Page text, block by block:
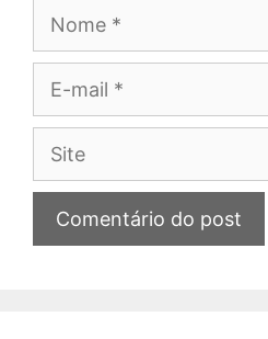
Site